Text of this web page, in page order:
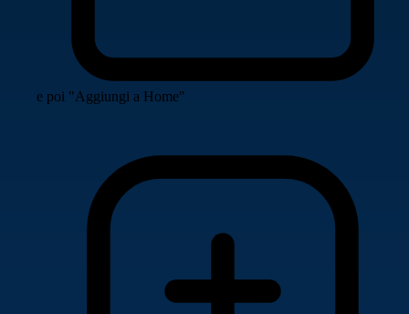
e poi "Aggiungi a Home"